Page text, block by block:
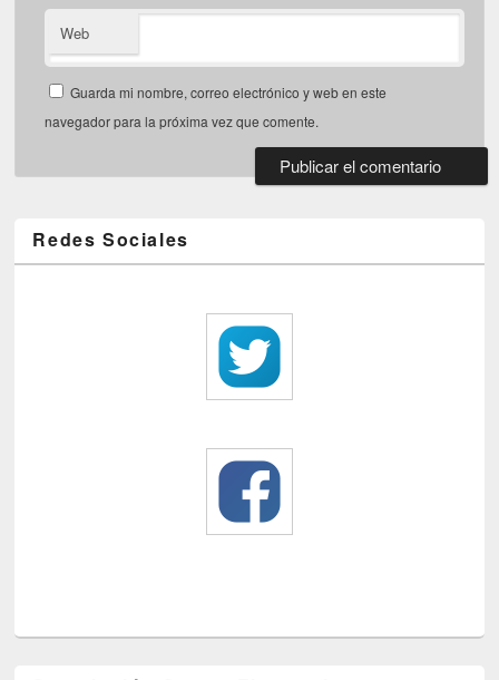
Web
Guarda mi nombre, correo electrónico y web en este
navegador para la próxima vez que comente.
Redes Sociales